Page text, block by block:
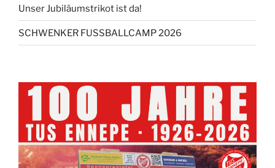
Unser Jubiläumstrikot ist da!
SCHWENKER FUSSBALLCAMP 2026